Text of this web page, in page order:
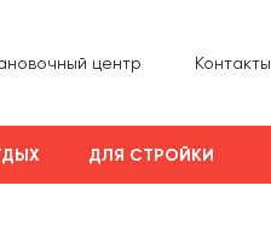
центр Контакты
ДЛЯ СТРОЙКИ